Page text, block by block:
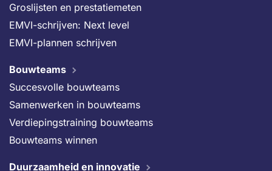
Groslijsten en prestatiemeten
EMVI-schrijven: Next level
EMVI-plannen schrijven
Bouwteams
Succesvolle bouwteams
Samenwerken in bouwteams
Verdiepingstraining bouwteams
Bouwteams winnen
Duurzaamheid en innovatie